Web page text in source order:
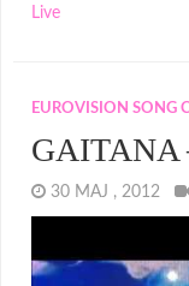
Live
EUROVISION SONG
GAITANA
30 MAJ , 2012